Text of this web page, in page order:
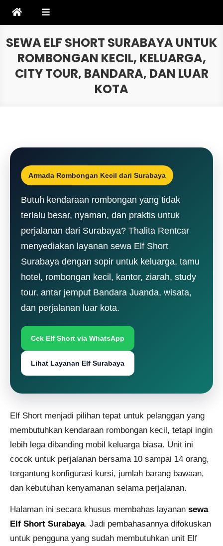
SEWA ELF SHORT SURABAYA UNTUK
ROMBONGAN KECIL, KELUARGA,
CITY TOUR, BANDARA, DAN LUAR
KOTA
Armada Rombongan Kecil dari Surabaya
Butuh kendaraan rombongan yang tidak
terlalu besar, nyaman, dan praktis untuk
perjalanan dari Surabaya? Thalita Rentcar
menyediakan layanan sewa Elf Short
Surabaya dengan sopir untuk keluarga, tamu
hotel, rombongan kecil, kantor, ziarah, study
tour, antar jemput Bandara Juanda, wisata,
dan perjalanan luar kota.
Cek Elf Short via WhatsApp
Lihat Layanan Elf Surabaya
Elf Short menjadi pilihan tepat untuk pelanggan yang
membutuhkan kendaraan rombongan kecil, tetapi ingin
lebih lega dibanding mobil keluarga biasa. Unit ini
cocok untuk perjalanan bersama 10 sampai 14 orang,
tergantung konfigurasi kursi, jumlah barang bawaan,
dan kebutuhan kenyamanan selama perjalanan.
Halaman ini secara khusus membahas layanansewa
Elf Short Surabaya. Jadi pembahasannya difokuskan
untuk pengguna yang sudah membutuhkan unit Elf